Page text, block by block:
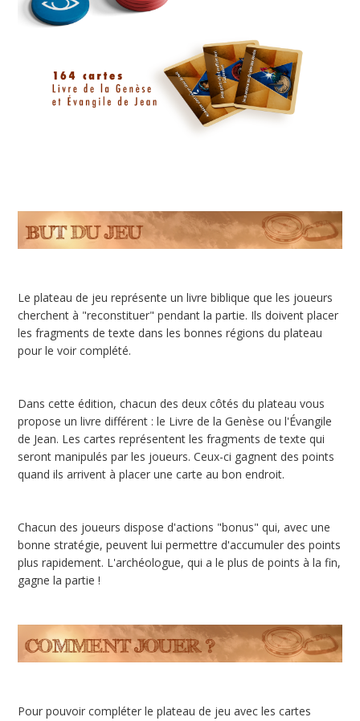
Le plateau de jeu représente un livre biblique que les joueurs
cherchent à "reconstituer" pendant la partie. Ils doivent placer
les fragments de texte dans les bonnes régions du plateau
pour le voir complété.
Dans cette édition, chacun des deux côtés du plateau vous
propose un livre différent : le Livre de la Genèse ou l'Évangile
de Jean. Les cartes représentent les fragments de texte qui
seront manipulés par les joueurs. Ceux-ci gagnent des points
quand ils arrivent à placer une carte au bon endroit.
Chacun des joueurs dispose d'actions "bonus" qui, avec une
bonne stratégie, peuvent lui permettre d'accumuler des points
plus rapidement. L'archéologue, qui a le plus de points à la fin,
gagne la partie !
Pour pouvoir compléter le plateau de jeu avec les cartes